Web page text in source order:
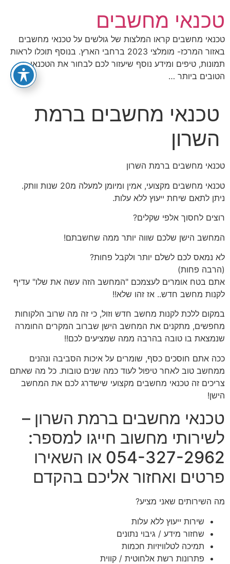
לתוכן
טכנאי מחשבים
טכנאי מחשבים קראו המלצות של גולשים על טכנאי מחשבים
באזור המרכז- מומלצי 2023 ברחבי הארץ. בנוסף תוכלו לראות
תמונות, טיפים ומידע נוסף שיעזור לכם לבחור את הטכנאי
הטובים ביותר …
טכנאי מחשבים ברמת
השרון
טכנאי מחשבים ברמת השרון
טכנאי מחשבים מקצועי, אמין ומיומן למעלה מ20 שנות וותק.
ניתן לתאם שיחת ייעוץ ללא עלות.
רוצים לחסוך אלפי שקלים?
המחשב הישן שלכם שווה יותר ממה שחשבתם!
לא נמאס לכם לשלם יותר ולקבל פחות?
(הרבה פחות)
אתם בטח אומרים לעצמכם "המחשב הזה עשה את שלו" עדיף
לקנות מחשב חדש.. אז זהו שלא!!
במקום ללכת לקנות מחשב חדש וזול, כי זה מה שרוב הלקוחות
מחפשים, מתקנים את המחשב הישן שברוב המקרים החומרה
שנמצאת בו טובה בהרבה ממה שמציעים לכם!!
ככה אתם חוסכים כסף, שומרים על איכות הסביבה ונהנים
ממחשב טוב לאחר טיפול לעוד כמה שנים טובות. כל מה שאתם
צריכים זה טכנאי מחשבים מקצועי שישדרג לכם את המחשב
הישן!
טכנאי מחשבים ברמת השרון –
לשירותי מחשוב חייגו למספר:
054-327-2962 או השאירו
פרטים ואחזור אליכם בהקדם
מה השירותים שאני מציע?
שירות ייעוץ ללא עלות
שחזור מידע / גיבוי נתונים
תמיכה לטלוויזיות חכמות
פתרונות רשת אלחוטית / קווית